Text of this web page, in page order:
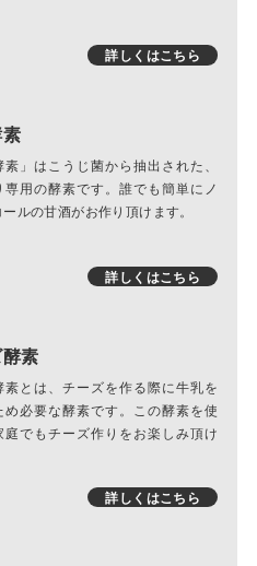
詳しくはこちら
素」はこうじ菌から抽出された、
専用の酵素です。誰でも簡単にノ
ルの甘酒がお作り頂けます。
詳しくはこちら
素
素とは、チーズを作る際に牛乳を
め必要な酵素です。この酵素を使
庭でもチーズ作りをお楽しみ頂け
詳しくはこちら